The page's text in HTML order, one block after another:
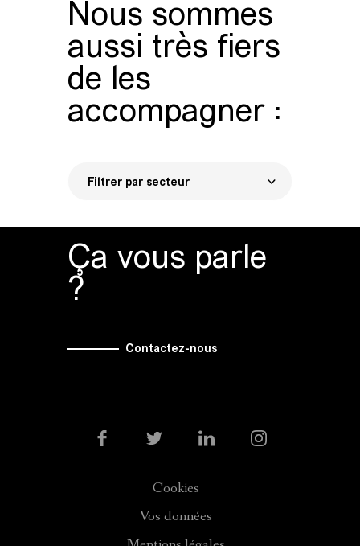
Nous sommes
aussi très fiers
de les
accompagner :
Ça vous parle
?
Contactez-nous
Cookies
Vos données